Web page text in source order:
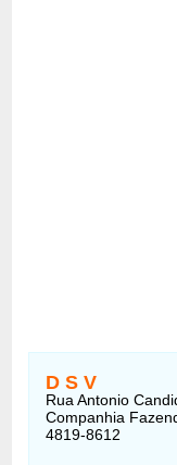
D S V
Rua Antonio
Companhia
4819-8612